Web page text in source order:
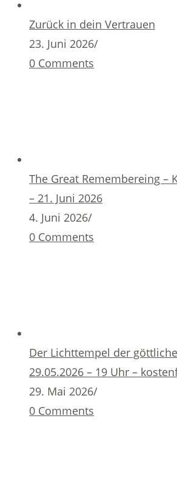
Zurück in dein Vertrauen
23. Juni 2026/
0 Comments
The Great Remembereing –
– 21. Juni 2026
4. Juni 2026/
0 Comments
Der Lichttempel der
29.05.2026 – 19 Uhr –
29. Mai 2026/
0 Comments